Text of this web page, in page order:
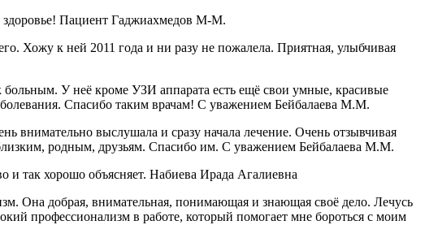
Пациент Гаджиахмедов М-М.
Хожу к ней 2011 года и ни разу не пожалела. Приятная, улыбчивая
У неё кроме УЗИ аппарата есть ещё свои умные, красивые
Спасибо таким врачам! С уважением Бейбалаева М.М.
внимательно выслушала и сразу начала лечение. Очень отзывчивая
родным, друзьям. Спасибо им. С уважением Бейбалаева М.М.
и так хорошо объясняет. Набиева Ирада Агалиевна
Она добрая, внимательная, понимающая и знающая своё дело. Лечусь
профессионализм в работе, который помогает мне бороться с моим